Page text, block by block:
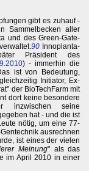
gibt es zuhauf -
Sammelbecken aller
und des Green-Gate-
90Innoplanta-
Präsident des
) - immerhin die
ist von Bedeutung,
Initiator, Ex-
der BioTechFarm mit
dort keine besondere
inzwischen seine
hat - und die ist
nötig, um eine 77-
ausrechnen
ist eines der vielen
Meinung" als das
im April 2010 in einer